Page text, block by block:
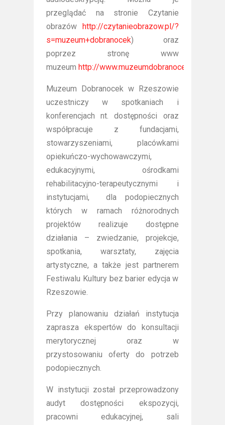
przeglądać na stronie Czytanie
obrazów
http://czytanieobrazow.pl/?
s=muzeum+dobranocek) oraz
poprzez stronę www
muzeum http://www.muzeumdobranocek.pl/
Muzeum Dobranocek w Rzeszowie
uczestniczy w spotkaniach i
konferencjach nt. dostępności oraz
współpracuje z fundacjami,
stowarzyszeniami, placówkami
opiekuńczo-wychowawczymi,
edukacyjnymi, ośrodkami
rehabilitacyjno-terapeutycznymi i
instytucjami, dla podopiecznych
których w ramach różnorodnych
projektów realizuje dostępne
działania – zwiedzanie, projekcje,
spotkania, warsztaty, zajęcia
artystyczne, a także jest partnerem
Festiwalu Kultury bez barier edycja w
Rzeszowie.
Przy planowaniu działań instytucja
zaprasza ekspertów do konsultacji
merytorycznej oraz w
przystosowaniu oferty do potrzeb
podopiecznych.
W instytucji został przeprowadzony
audyt dostępności ekspozycji,
pracowni edukacyjnej, sali